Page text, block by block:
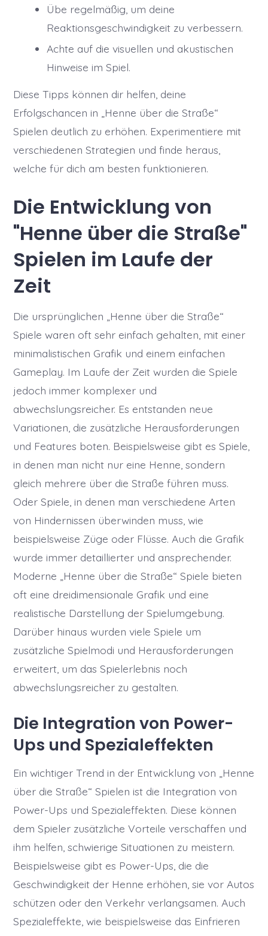
Übe regelmäßig, um deine
Reaktionsgeschwindigkeit zu verbessern.
Achte auf die visuellen und akustischen
Hinweise im Spiel.
Diese Tipps können dir helfen, deine
Erfolgschancen in „Henne über die Straße“
Spielen deutlich zu erhöhen. Experimentiere mit
verschiedenen Strategien und finde heraus,
welche für dich am besten funktionieren.
Die Entwicklung von
"Henne über die Straße"
Spielen im Laufe der
Zeit
Die ursprünglichen „Henne über die Straße“
Spiele waren oft sehr einfach gehalten, mit einer
minimalistischen Grafik und einem einfachen
Gameplay. Im Laufe der Zeit wurden die Spiele
jedoch immer komplexer und
abwechslungsreicher. Es entstanden neue
Variationen, die zusätzliche Herausforderungen
und Features boten. Beispielsweise gibt es Spiele,
in denen man nicht nur eine Henne, sondern
gleich mehrere über die Straße führen muss.
Oder Spiele, in denen man verschiedene Arten
von Hindernissen überwinden muss, wie
beispielsweise Züge oder Flüsse. Auch die Grafik
wurde immer detaillierter und ansprechender.
Moderne „Henne über die Straße“ Spiele bieten
oft eine dreidimensionale Grafik und eine
realistische Darstellung der Spielumgebung.
Darüber hinaus wurden viele Spiele um
zusätzliche Spielmodi und Herausforderungen
erweitert, um das Spielerlebnis noch
abwechslungsreicher zu gestalten.
Die Integration von Power-
Ups und Spezialeffekten
Ein wichtiger Trend in der Entwicklung von „Henne
über die Straße“ Spielen ist die Integration von
Power-Ups und Spezialeffekten. Diese können
dem Spieler zusätzliche Vorteile verschaffen und
ihm helfen, schwierige Situationen zu meistern.
Beispielsweise gibt es Power-Ups, die die
Geschwindigkeit der Henne erhöhen, sie vor Autos
schützen oder den Verkehr verlangsamen. Auch
Spezialeffekte, wie beispielsweise das Einfrieren